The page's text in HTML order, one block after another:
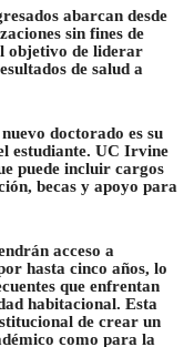
abarcan desde
sin fines de
objetivo de liderar
de salud a
doctorado es su
estudiante. UC Irvine
puede incluir cargos
becas y apoyo para
acceso a
hasta cinco años, lo
que enfrentan
habitacional. Esta
de crear un
como para la